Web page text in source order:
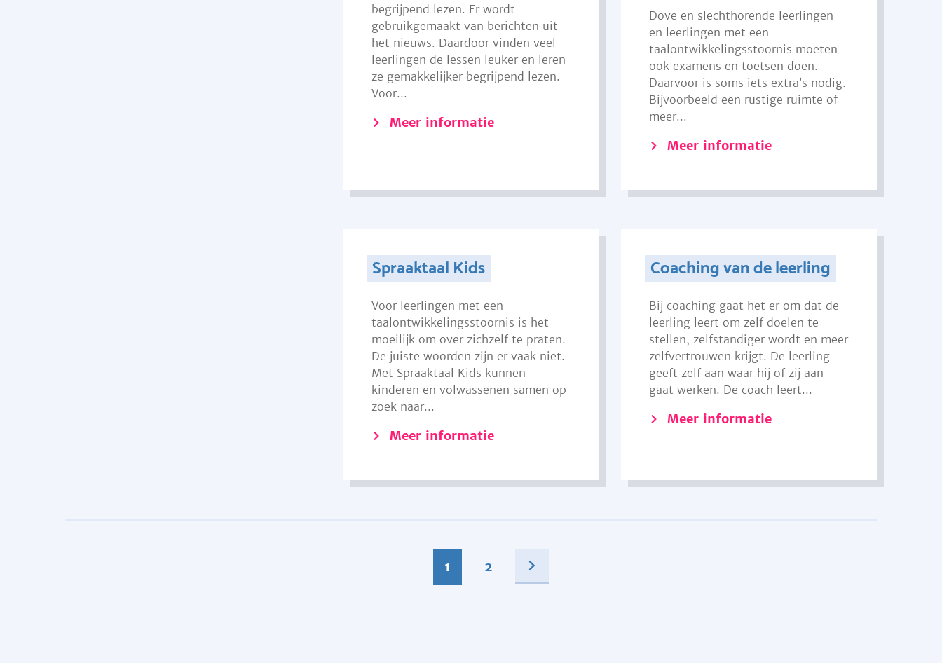
begrijpend lezen. Er wordt
gebruikgemaakt van berichten uit
het nieuws. Daardoor vinden veel
leerlingen de lessen leuker en leren
ze gemakkelijker begrijpend lezen.
Voor...
Meer informatie
Dove en slechthorende leerlingen
en leerlingen met een
taalontwikkelingsstoornis moeten
ook examens en toetsen doen.
Daarvoor is soms iets extra’s nodig.
Bijvoorbeeld een rustige ruimte of
meer...
Meer informatie
Spraaktaal Kids
Voor leerlingen met een
taalontwikkelingsstoornis is het
moeilijk om over zichzelf te praten.
De juiste woorden zijn er vaak niet.
Met Spraaktaal Kids kunnen
kinderen en volwassenen samen op
zoek naar...
Meer informatie
Coaching van de leerling
Bij coaching gaat het er om dat de
leerling leert om zelf doelen te
stellen, zelfstandiger wordt en meer
zelfvertrouwen krijgt. De leerling
geeft zelf aan waar hij of zij aan
gaat werken. De coach leert...
Meer informatie
1 2